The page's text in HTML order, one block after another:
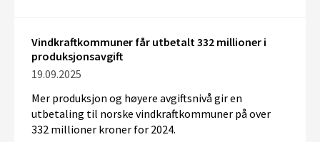
Vindkraftkommuner får utbetalt 332 millioner i
produksjonsavgift
19.09.2025
Mer produksjon og høyere avgiftsnivå gir en
utbetaling til norske vindkraftkommuner på over
332 millioner kroner for 2024.